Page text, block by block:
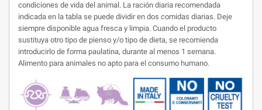
condiciones de vida del animal. La ración diaria recomendada
indicada en la tabla se puede dividir en dos comidas diarias. Deje
siempre disponible agua fresca y limpia. Cuando el producto
sustituya otro tipo de pienso y/o tipo de dieta, se recomienda
introducirlo de forma paulatina, durante al menos 1 semana.
Alimento para animales no apto para el consumo humano.